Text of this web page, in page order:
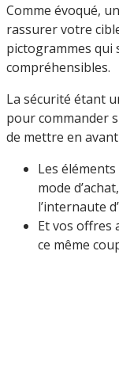
Comme évoqué,
rassurer votre
pictogrammes qui
compréhensibles.
La sécurité étant
pour commander
de mettre en avant
Les
mode
l’internaute
Et vos offres
ce même